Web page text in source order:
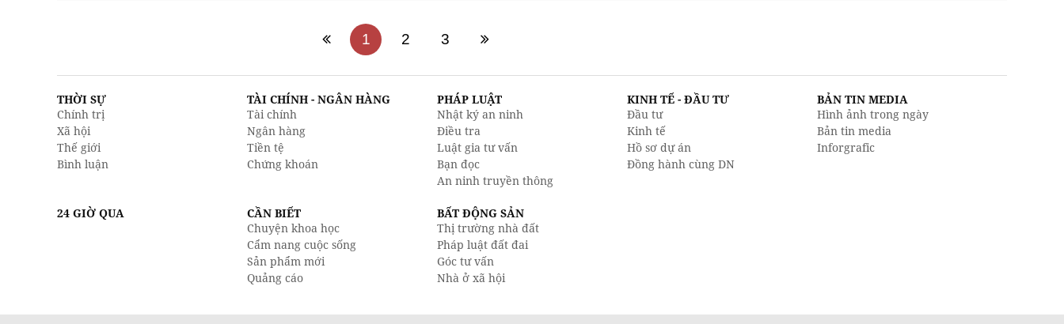
1 2 3
THỜI SỰ
Chính trị
Xã hội
Thế giới
Bình luận
TÀI CHÍNH - NGÂN HÀNG
Tài chính
Ngân hàng
Tiền tệ
Chứng khoán
PHÁP LUẬT
Nhật ký an ninh
Điều tra
Luật gia tư vấn
Bạn đọc
An ninh truyền thông
KINH TẾ - ĐẦU TƯ
Đầu tư
Kinh tế
Hồ sơ dự án
Đồng hành cùng DN
BẢN TIN MEDIA
Hình ảnh trong ngày
Bản tin media
Inforgrafic
24 GIỜ QUA
CẦN BIẾT
Chuyện khoa học
Cẩm nang cuộc sống
Sản phẩm mới
Quảng cáo
BẤT ĐỘNG SẢN
Thị trường nhà đất
Pháp luật đất đai
Góc tư vấn
Nhà ở xã hội